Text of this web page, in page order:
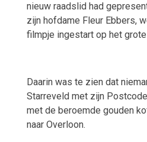
nieuw raadslid had
zijn hofdame Fleur Ebbers,
filmpje ingestart op het
Daarin was te zien dat
Starreveld met zijn
met de beroemde gouden
naar Overloon.